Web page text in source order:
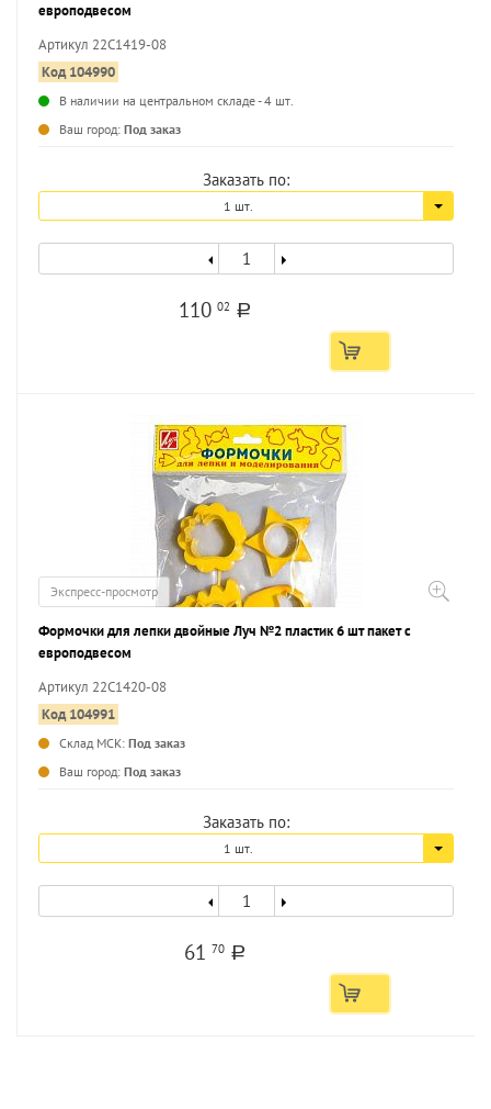
европодвесом
Артикул 22С1419-08
Код 104990
В наличии на центральном складе - 4 шт.
Ваш город: Под заказ
Заказать по:
1 шт.
11002 a
Экспресс-просмотр
Формочки для лепки двойные Луч №2 пластик 6 шт пакет с
европодвесом
Артикул 22С1420-08
Код 104991
Склад МСК: Под заказ
Ваш город: Под заказ
Заказать по:
1 шт.
6170 a